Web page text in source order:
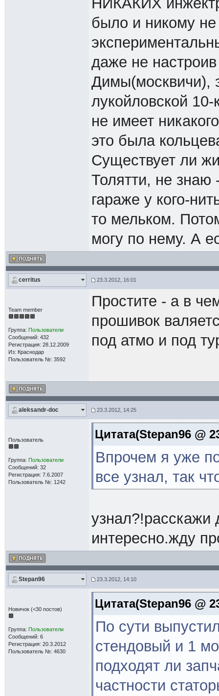
было и никому
даже не
Димы(москвичи),
лукойловской
не имеет
это была
Существует ли
Толятти, не знаю
гараже у кого-
то мельком.
могу по нему. А
cerritus 23.3.2012, 16:01
Team member
Группа: Пользователи
Сообщений: 432
Регистрация: 28.12.2009
Из: Краснодар
Пользователь №: 3592
Простите - а в
прошивок
под атмо и под
aleksandr-doc 23.3.2012, 14:25
Пользователь
Группа: Пользователи
Сообщений: 32
Регистрация: 7.6.2007
Пользователь №: 1242
Цитата(Stepan96 @
Впрочем я уже
все узнал, так
узнал?!расскажи
интересно.жду
Stepan96 23.3.2012, 14:10
Новичок (<30 постов)
Группа: Пользователи
Сообщений: 6
Регистрация: 20.3.2012
Пользователь №: 4630
Цитата(Stepan96 @
По сути
стендовый и 1
подходят ли
частности